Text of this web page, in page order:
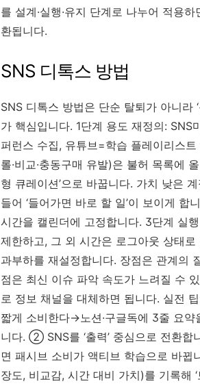
를 설계·실행·유지 단계로 나누어 적용
환됩니다.
SNS 디톡스 방법
SNS 디톡스 방법은 단순 탈퇴가 아니
가 핵심입니다. 1단계 용도 재정의:
퍼런스 수집, 유튜브=학습 플레이리스
롤·비교·충동구매 유발)은 불허 목록에
형 큐레이션’으로 바꿉니다. 가치 낮은
들어 ‘들어가면 바로 할 일’이 보이게
시간을 캘린더에 고정합니다. 3단계 실
제한하고, 그 외 시간은 로그아웃 상태로
과부하를 재설정합니다. 장점은 관계의
점은 최신 이슈 파악 속도가 느려질 수
로 정보 채널을 대체하면 됩니다. 실전
짧게 소비한다→노션·구글독에 3줄 요
니다. ② SNS를 ‘출력’ 중심으로 전환합
면 패시브 소비가 액티브 학습으로 바
장도, 비교감, 시간 대비 가치)를 기록해